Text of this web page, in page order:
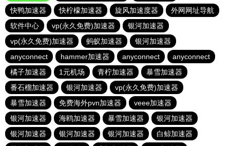
快鸭加速器
快柠檬加速器 旋风加速度器
外网网址导航
软件中心
vp(永久免费)加速器
银河加速器
vp(永久免费)加速器
蚂蚁加速器
银河加速器
anyconnect
hammer加速器 anyconnect
anyconnect
橘子加速器
1元机场 青柠加速器
暴雪加速器
番石榴加速器
银河加速器
vp(永久免费)加速器
暴雪加速器
免费海外pvn加速器
veee加速器
银河加速器
海鸥加速器 暴雪加速器
银河加速器
银河加速器
银河加速器 银河加速器
白鲸加速器